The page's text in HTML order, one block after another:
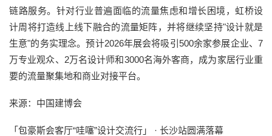
链路服务。针对行业普遍面临的流量焦虑和增长困境，虹桥设
计周将打造线上线下融合的流量矩阵，并将继续坚持"设计就是
生意"的务实理念。预计2026年展会将吸引500余家参展企业、7
万专业观众、2万名设计师和3000名海外客商，成为家居行业重
要的流量聚集地和商业对接平台。
来源：中国建博会
「包豪斯会客厅“哇噻”设计交流行」 · 长沙站圆满落幕